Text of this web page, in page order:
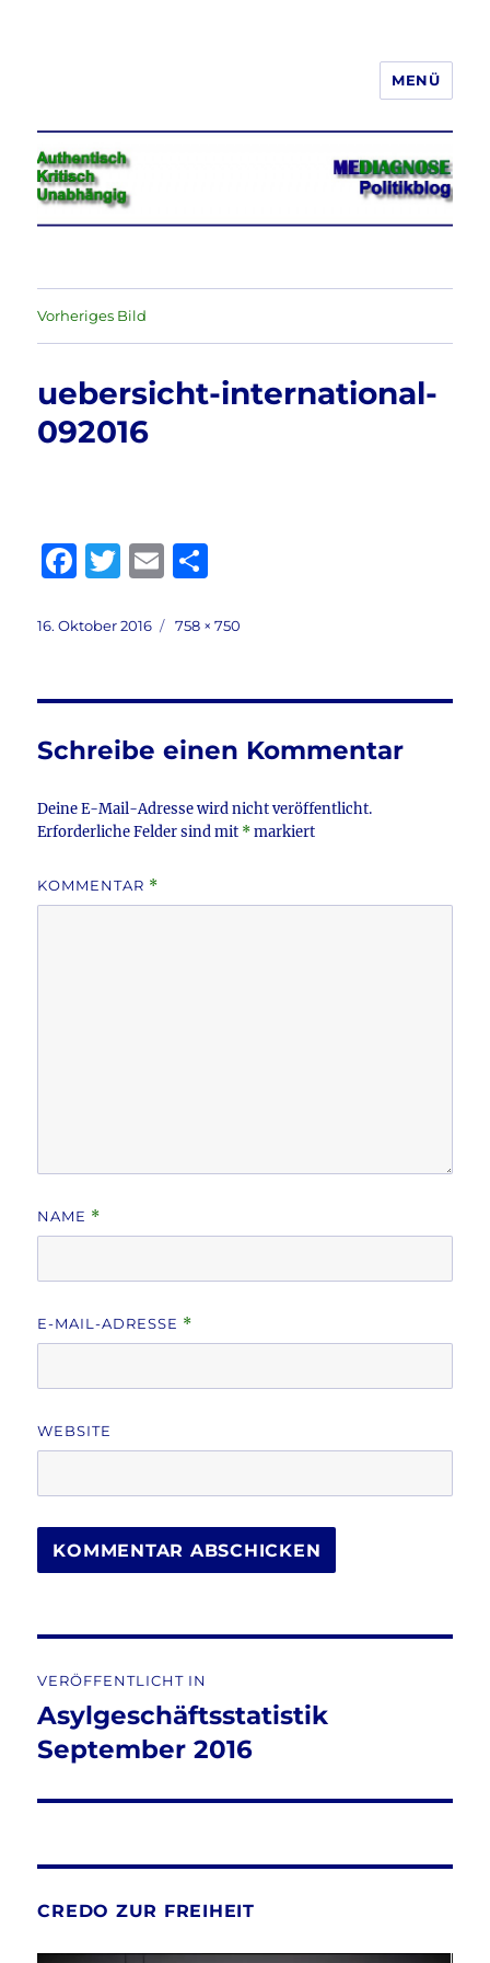
Jeder hat das Recht, seine
Meinung in Wort, Schrift und Bild
frei zu äußern und zu verbreiten
MENÜ
Vorheriges Bild
uebersicht-international-
092016
F
c
b
o
o
k
T
it
r
E
ai le
Veröffentlicht
16. Oktober 2016
Volle
758 × 750
Schreibe einen Kommentar
Deine E-Mail-Adresse wird nicht veröffentlicht.
Erforderliche Felder sind mit *markiert
KOMMENTAR *
NAME *
E-MAIL-ADRESSE *
WEBSITE
VERÖFFENTLICHT IN
Asylgeschäftsstatistik
September 2016
CREDO ZUR FREIHEIT